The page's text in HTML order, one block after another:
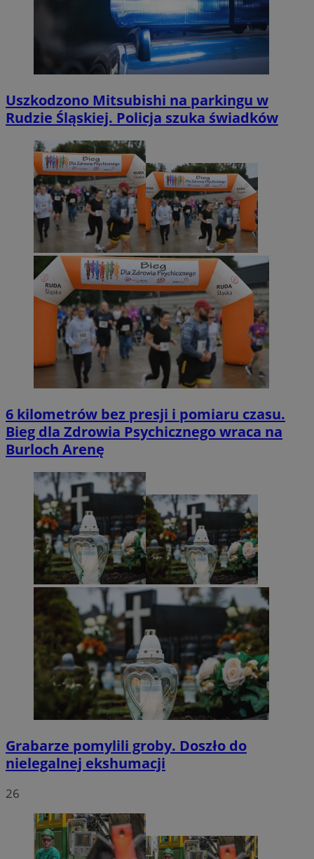
Uszkodzono Mitsubishi na parkingu w
Rudzie Śląskiej. Policja szuka świadków
6 kilometrów bez presji i pomiaru czasu.
Bieg dla Zdrowia Psychicznego wraca na
Burloch Arenę
Grabarze pomylili groby. Doszło do
nielegalnej ekshumacji
26